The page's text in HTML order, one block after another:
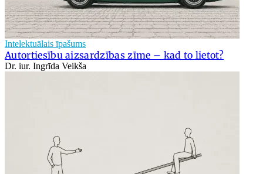
Intelektuālais īpašums
Autortiesību aizsardzības zīme – kad to lietot?
Dr. iur. Ingrīda Veikša